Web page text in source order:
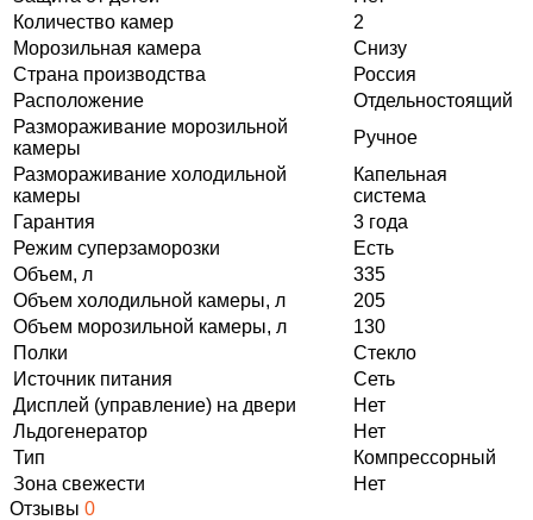
Количество камер
2
Морозильная камера
Снизу
Страна производства
Россия
Расположение
Отдельностоящий
Размораживание морозильной
камеры
Ручное
Размораживание холодильной
камеры
Капельная
система
Гарантия
3 года
Режим суперзаморозки
Есть
Объем, л
335
Объем холодильной камеры, л
205
Объем морозильной камеры, л
130
Полки
Стекло
Источник питания
Сеть
Дисплей (управление) на двери
Нет
Льдогенератор
Нет
Тип
Компрессорный
Зона свежести
Нет
Отзывы 0